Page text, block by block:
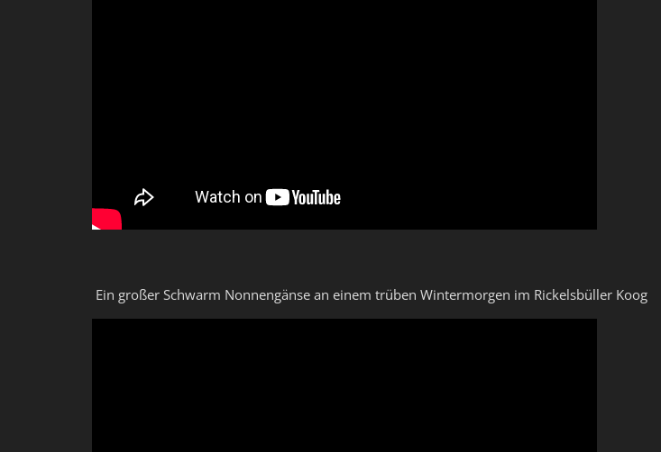
Ein großer Schwarm Nonnengänse an einem trüben Wintermorgen im Rickelsbüller Koog